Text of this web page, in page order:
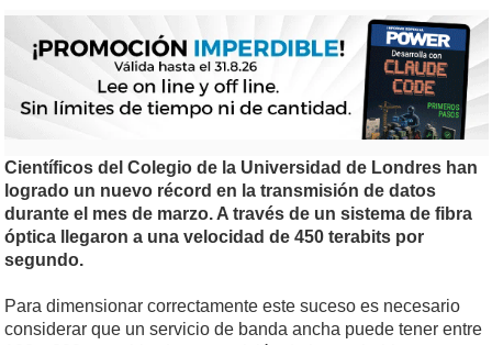
Científicos del Colegio de la Universidad de Londres han
logrado un nuevo récord en la transmisión de datos
durante el mes de marzo. A través de un sistema de fibra
óptica llegaron a una velocidad de 450 terabits por
segundo.
Para dimensionar correctamente este suceso es necesario
considerar que un servicio de banda ancha puede tener entre